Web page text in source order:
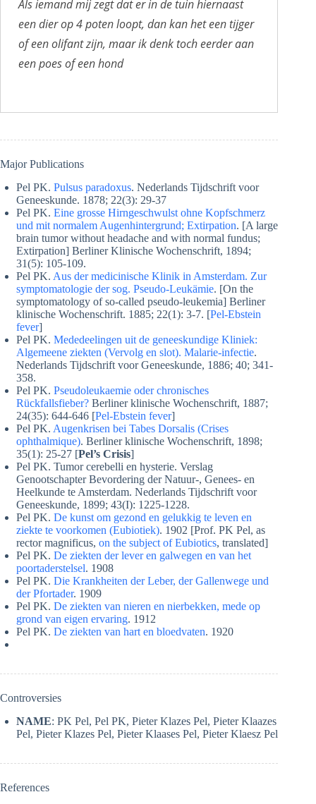
Als iemand mij zegt dat er in de tuin hiernaast
een dier op 4 poten loopt, dan kan het een tijger
of een olifant zijn, maar ik denk toch eerder aan
een poes of een hond
Major Publications
Pel PK. Pulsus paradoxus. Nederlands Tijdschrift voor
Geneeskunde. 1878; 22(3): 29-37
Pel PK. Eine grosse Hirngeschwulst ohne Kopfschmerz
und mit normalem Augenhintergrund; Extirpation. [A large
brain tumor without headache and with normal fundus;
Extirpation] Berliner Klinische Wochenschrift, 1894;
31(5): 105-109.
Pel PK. Aus der medicinische Klinik in Amsterdam. Zur
symptomatologie der sog. Pseudo-Leukämie. [On the
symptomatology of so-called pseudo-leukemia] Berliner
klinische Wochenschrift. 1885; 22(1): 3-7. [Pel-Ebstein
fever]
Pel PK. Mededeelingen uit de geneeskundige Kliniek:
Algemeene ziekten (Vervolg en slot). Malarie-infectie.
Nederlands Tijdschrift voor Geneeskunde, 1886; 40; 341-
358.
Pel PK. Pseudoleukaemie oder chronisches
Rückfallsfieber? Berliner klinische Wochenschrift, 1887;
24(35): 644-646 [Pel-Ebstein fever]
Pel PK. Augenkrisen bei Tabes Dorsalis (Crises
ophthalmique). Berliner klinische Wochenschrift, 1898;
35(1): 25-27 [Pel’s Crisis]
Pel PK. Tumor cerebelli en hysterie. Verslag
Genootschapter Bevordering der Natuur-, Genees- en
Heelkunde te Amsterdam. Nederlands Tijdschrift voor
Geneeskunde, 1899; 43(I): 1225-1228.
Pel PK. De kunst om gezond en gelukkig te leven en
ziekte te voorkomen (Eubiotiek). 1902 [Prof. PK Pel, as
rector magnificus, on the subject of Eubiotics, translated]
Pel PK. De ziekten der lever en galwegen en van het
poortaderstelsel. 1908
Pel PK. Die Krankheiten der Leber, der Gallenwege und
der Pfortader. 1909
Pel PK. De ziekten van nieren en nierbekken, mede op
grond van eigen ervaring. 1912
Pel PK. De ziekten van hart en bloedvaten. 1920
Controversies
NAME: PK Pel, Pel PK, Pieter Klazes Pel, Pieter Klaazes
Pel, Pieter Klazes Pel, Pieter Klaases Pel, Pieter Klaesz Pel
References